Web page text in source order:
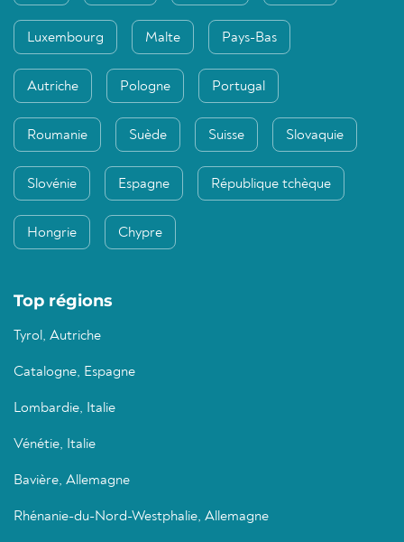
Luxembourg Malte Pays-Bas
Autriche Pologne Portugal
Roumanie Suède Suisse Slovaquie
Slovénie Espagne République tchèque
Hongrie Chypre
Top régions
Tyrol, Autriche
Catalogne, Espagne
Lombardie, Italie
Vénétie, Italie
Bavière, Allemagne
Rhénanie-du-Nord-Westphalie, Allemagne